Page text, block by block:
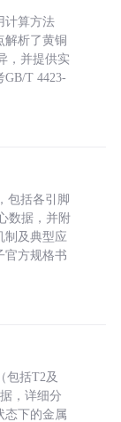
计算方法
解析了黄铜
，并提供实
T 4423-
包括各引脚
数据，并附
制及典型应
官方规格书
包括T2及
，详细分
态下的金属